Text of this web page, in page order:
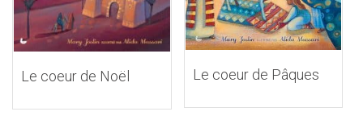
Le coeur de Noël Le coeur de Pâques